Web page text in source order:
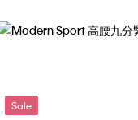
Sale